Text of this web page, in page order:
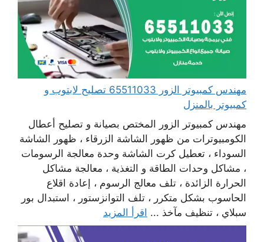
مهندس كمبيوتر الزور 65511033 تصليح لابتوب و
كمبيوتر بالمنزل
مهندس كمبيوتر الزور المختص بصيانة و تصليح أعطال
الكومبيوترات من ظهور الشاشة الزرقاء ، ظهور الشاشة
السوداء ، تعطيل كرت الشاشة وحدة معالجة الرسومات
، مشاكل وحدات الطاقة و التغذية ، معالجة مشاكل
الحرارة الزائدة ، تلف معالج الرسوم ، إعادة اقلاع
الحاسوب بشكل متكرر ، تلف التوانزستور ، استبدال بور
سبلاي ، تنظيف مآخذ ... اقرأ المزيد